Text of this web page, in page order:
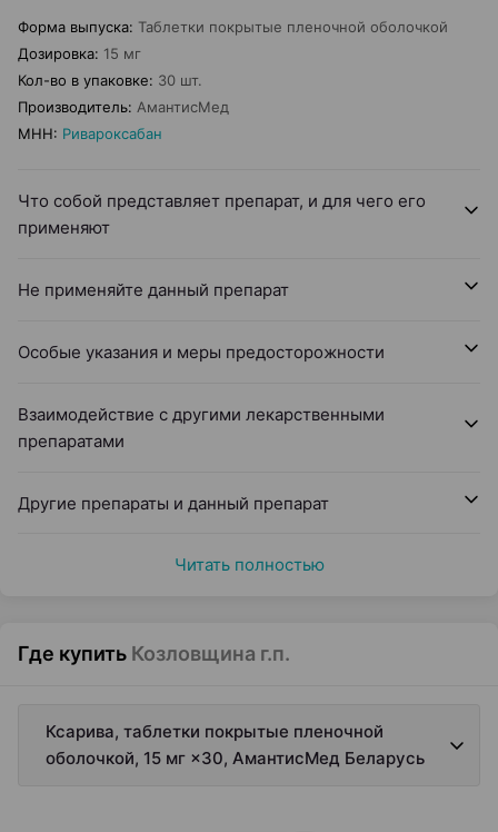
Форма выпуска: Таблетки покрытые пленочной оболочкой
Дозировка: 15 мг
Кол-во в упаковке: 30 шт.
Производитель: АмантисМед
МНН: Ривароксабан
Что собой представляет препарат, и для чего его
применяют
Не применяйте данный препарат
Особые указания и меры предосторожности
Взаимодействие с другими лекарственными
препаратами
Другие препараты и данный препарат
Читать полностью
Где купить Козловщина г.п.
Ксарива, таблетки покрытые пленочной
оболочкой, 15 мг ×30, АмантисМед Беларусь